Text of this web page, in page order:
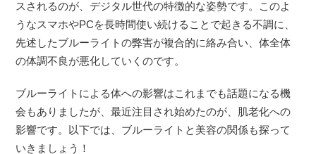
スされるのが、デジタル世代の特徴的な姿勢です。このよ
うなスマホやPCを長時間使い続けることで起きる不調に、
先述したブルーライトの弊害が複合的に絡み合い、体全体
の体調不良が悪化していくのです。
ブルーライトによる体への影響はこれまでも話題になる機
会もありましたが、最近注目され始めたのが、肌老化への
影響です。以下では、ブルーライトと美容の関係も探って
いきましょう！